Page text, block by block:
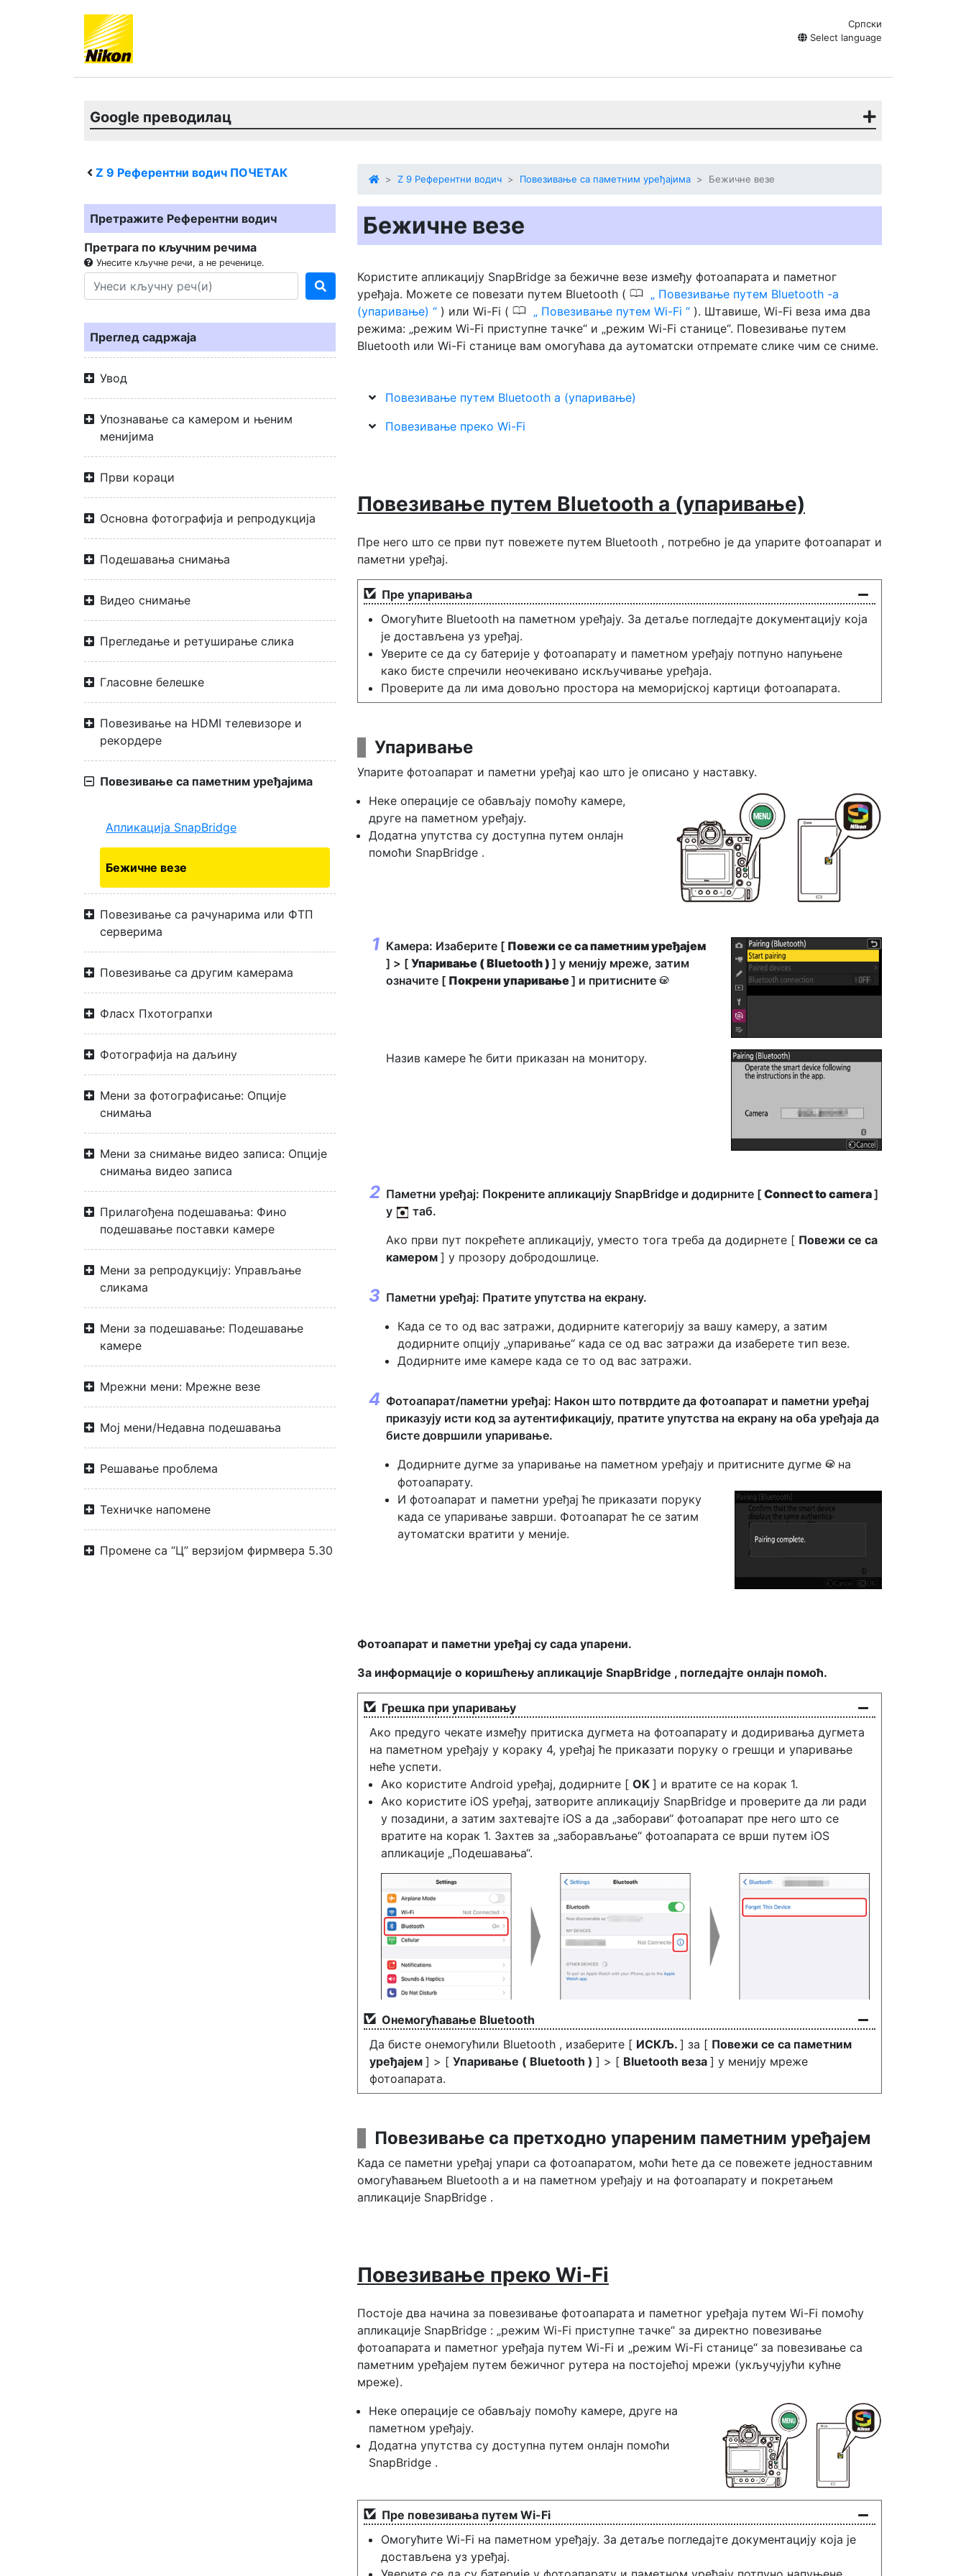
Српски
Select language
Google преводилац
Z 9 Референтни водич ПОЧЕТАК
Претражите Референтни водич
Претрага по кључним речима
Унесите кључне речи, а не реченице.
Преглед садржаја
Увод
Упознавање са камером и њеним
менијима
Први кораци
Основна фотографија и репродукција
Подешавања снимања
Видео снимање
Прегледање и ретуширање слика
Гласовне белешке
Повезивање на HDMI телевизоре и
рекордере
Повезивање са паметним уређајима
Апликација SnapBridge
Бежичне везе
Повезивање са рачунарима или ФТП
серверима
Повезивање са другим камерама
Фласх Пхотограпхи
Фотографија на даљину
Мени за фотографисање: Опције
снимања
Мени за снимање видео записа: Опције
снимања видео записа
Прилагођена подешавања: Фино
подешавање поставки камере
Мени за репродукцију: Управљање
сликама
Мени за подешавање: Подешавање
камере
Мрежни мени: Мрежне везе
Мој мени/Недавна подешавања
Решавање проблема
Техничке напомене
Промене са “Ц” верзијом фирмвера 5.30
Z 9 Референтни водич Повезивање са паметним уређајима Бежичне везе
Бежичне везе
Користите апликацију SnapBridge за бежичне везе између фотоапарата и паметног
уређаја. Можете се повезати путем Bluetooth ( 0
Повезивање путем Bluetooth -а
(упаривање)
) или Wi-Fi ( 0 Повезивање путем Wi-Fi
). Штавише, Wi-Fi веза има два
режима: „режим Wi-Fi приступне тачке“ и „режим Wi-Fi станице“. Повезивање путем
Bluetooth или Wi-Fi станице вам омогућава да аутоматски отпремате слике чим се сниме.
Повезивање путем Bluetooth а (упаривање)
Повезивање преко Wi-Fi
Повезивање путем Bluetooth а (упаривање)
Пре него што се први пут повежете путем Bluetooth , потребно је да упарите фотоапарат и
паметни уређај.
Пре упаривања
Омогућите Bluetooth на паметном уређају. За детаље погледајте документацију која
је достављена уз уређај.
Уверите се да су батерије у фотоапарату и паметном уређају потпуно напуњене
како бисте спречили неочекивано искључивање уређаја.
Проверите да ли има довољно простора на меморијској картици фотоапарата.
Упаривање
Упарите фотоапарат и паметни уређај као што је описано у наставку.
Неке операције се обављају помоћу камере,
друге на паметном уређају.
Додатна упутства су доступна путем онлајн
помоћи SnapBridge .
Камера: Изаберите [ Повежи се са паметним уређајем
] > [ Упаривање ( Bluetooth ) ] у менију мреже, затим
означите [ Покрени упаривање] и притисните J
Назив камере ће бити приказан на монитору.
Паметни уређај: Покрените апликацију SnapBridge и додирните [ Connect to camera]
у
таб.
Ако први пут покрећете апликацију, уместо тога треба да додирнете [ Повежи се са
камером ] у прозору добродошлице.
Паметни уређај: Пратите упутства на екрану.
Када се то од вас затражи, додирните категорију за вашу камеру, а затим
додирните опцију „упаривање“ када се од вас затражи да изаберете тип везе.
Додирните име камере када се то од вас затражи.
Фотоапарат/паметни уређај: Након што потврдите да фотоапарат и паметни уређај
приказују исти код за аутентификацију, пратите упутства на екрану на оба уређаја да
бисте довршили упаривање.
Додирните дугме за упаривање на паметном уређају и притисните дугме J на
фотоапарату.
И фотоапарат и паметни уређај ће приказати поруку
када се упаривање заврши. Фотоапарат ће се затим
аутоматски вратити у меније.
Фотоапарат и паметни уређај су сада упарени.
За информације о коришћењу апликације SnapBridge , погледајте онлајн помоћ.
Грешка при упаривању
Ако предуго чекате између притиска дугмета на фотоапарату и додиривања дугмета
на паметном уређају у кораку 4, уређај ће приказати поруку о грешци и упаривање
неће успети.
Ако користите Android уређај, додирните [ OK ] и вратите се на корак 1.
Ако користите iOS уређај, затворите апликацију SnapBridge и проверите да ли ради
у позадини, а затим захтевајте iOS а да „заборави“ фотоапарат пре него што се
вратите на корак 1. Захтев за „заборављање“ фотоапарата се врши путем iOS
апликације „Подешавања“.
Онемогућавање Bluetooth
Да бисте онемогућили Bluetooth , изаберите [ ИСКЉ. ] за [ Повежи се са паметним
уређајем ] > [ Упаривање ( Bluetooth ) ] > [ Bluetooth веза ] у менију мреже
фотоапарата.
Повезивање са претходно упареним паметним уређајем
Када се паметни уређај упари са фотоапаратом, моћи ћете да се повежете једноставним
омогућавањем Bluetooth а и на паметном уређају и на фотоапарату и покретањем
апликације SnapBridge .
Повезивање преко Wi-Fi
Постоје два начина за повезивање фотоапарата и паметног уређаја путем Wi-Fi помоћу
апликације SnapBridge : „режим Wi-Fi приступне тачке“ за директно повезивање
фотоапарата и паметног уређаја путем Wi-Fi и „режим Wi-Fi станице“ за повезивање са
паметним уређајем путем бежичног рутера на постојећој мрежи (укључујући кућне
мреже).
Неке операције се обављају помоћу камере, друге на
паметном уређају.
Додатна упутства су доступна путем онлајн помоћи
SnapBridge .
Пре повезивања путем Wi-Fi
Омогућите Wi-Fi на паметном уређају. За детаље погледајте документацију која је
достављена уз уређај.